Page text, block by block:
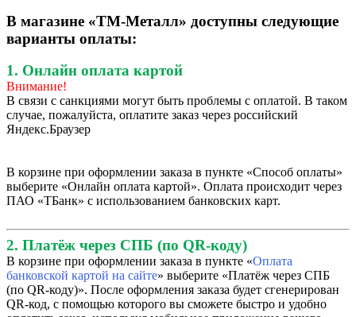
В магазине «ТМ-Металл» доступны следующие
варианты оплаты:
1. Онлайн оплата картой
Внимание!
В связи с санкциями могут быть проблемы с оплатой. В таком
случае, пожалуйста, оплатите заказ через российский
Яндекс.Браузер
В корзине при оформлении заказа в пункте «Способ оплаты»
выберите «Онлайн оплата картой». Оплата происходит через
ПАО «ТБанк» с использованием банковских карт.
2. Платёж через СПБ (по QR-коду)
В корзине при оформлении заказа в пункте «Оплата
банковской картой на сайте» выберите «Платёж через СПБ
(по QR-коду)». После оформления заказа будет сгенерирован
QR-код, с помощью которого вы сможете быстро и удобно